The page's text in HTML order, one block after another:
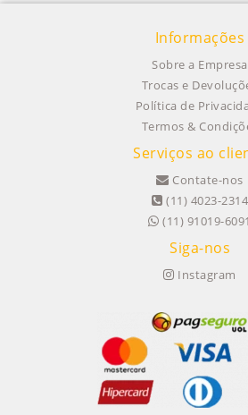
Informações
Sobre a Empresa
Trocas e
Política de
Termos &
Serviços ao
Contate-nos
(11) 4023-2314
(11) 91019-6091
Siga-nos
Instagram